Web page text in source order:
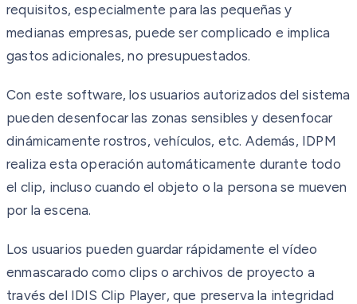
requisitos, especialmente para las pequeñas y
medianas empresas, puede ser complicado e implica
gastos adicionales, no presupuestados.
Con este software, los usuarios autorizados del sistema
pueden desenfocar las zonas sensibles y desenfocar
dinámicamente rostros, vehículos, etc. Además, IDPM
realiza esta operación automáticamente durante todo
el clip, incluso cuando el objeto o la persona se mueven
por la escena.
Los usuarios pueden guardar rápidamente el vídeo
enmascarado como clips o archivos de proyecto a
través del IDIS Clip Player, que preserva la integridad